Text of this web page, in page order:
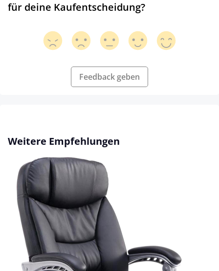
für deine Kaufentscheidung?
Feedback geben
Produktgalerie überspringen
Weitere Empfehlungen